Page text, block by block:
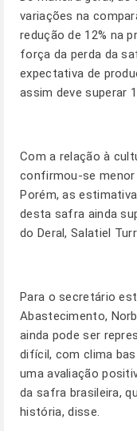
variações na
redução de 12% na
força da perda da
expectativa de
assim deve superar
Com a relação à
confirmou-se menor
Porém, as
desta safra ainda
do Deral, Salatiel
Para o secretário
Abastecimento,
ainda pode ser
difícil, com clima
uma avaliação
da safra brasileira,
história, disse.